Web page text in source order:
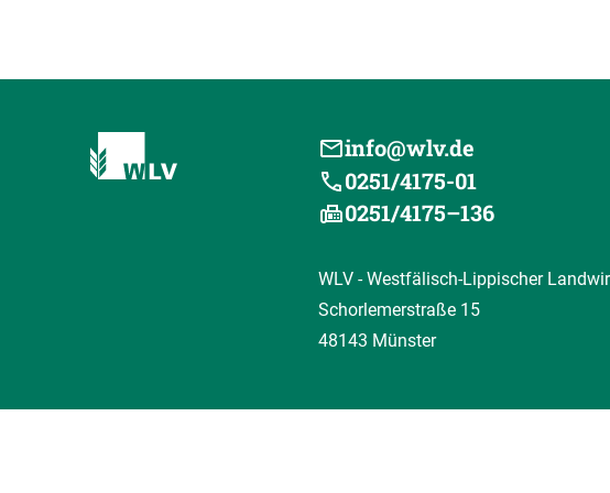
info@wlv.de
0251/4175-01
0251/4175–136
WLV - Westfälisch-Lippischer
Schorlemerstraße 15
48143 Münster